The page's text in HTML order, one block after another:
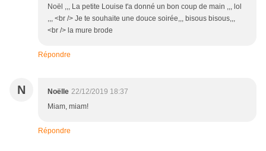
Noël ,,, La petite Louise t'a donné un bon coup de main ,,, lol
,,, <br /> Je te souhaite une douce soirée,,, bisous bisous,,,
<br /> la mure brode
Répondre
N Noëlle 22/12/2019 18:37
Miam, miam!
Répondre